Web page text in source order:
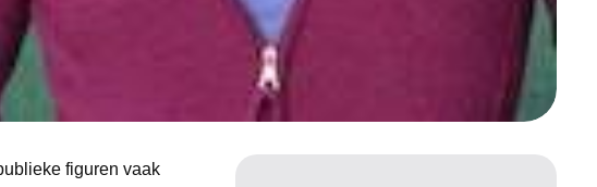
figuren vaak